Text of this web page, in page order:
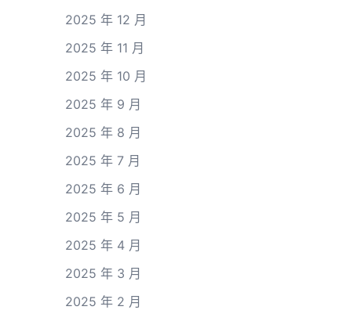
2025 年 12 月
2025 年 11 月
2025 年 10 月
2025 年 9 月
2025 年 8 月
2025 年 7 月
2025 年 6 月
2025 年 5 月
2025 年 4 月
2025 年 3 月
2025 年 2 月